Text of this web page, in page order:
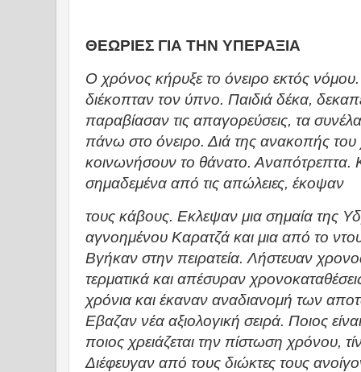
ΘΕΩΡΙΕΣ ΓΙΑ ΤΗΝ ΥΠΕΡΑΞΙΑ
Ο χρόνος κήρυξε το όνειρο εκτός νόμου.
διέκοπταν τον ύπνο. Παιδιά δέκα,
παραβίασαν τις απαγορεύσεις, τα
πάνω στο όνειρο. Διά της ανακοπής
κοινωνήσουν το θάνατο. Αναπότρεπτα.
σημαδεμένα από τις απώλειες, έκοψαν
τους κάβους. Εκλεψαν μια σημαία της
αγνοημένου Καρατζά και μια από το
Βγήκαν στην πειρατεία. Λήστευαν
τερματικά και απέσυραν
χρόνια και έκαναν αναδιανομή των
Εβαζαν νέα αξιολογική σειρά. Ποιος
ποιος χρειάζεται την πίστωση χρόνου,
Διέφευγαν από τους διώκτες τους